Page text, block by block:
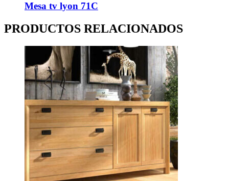
Mesa tv lyon 71C
PRODUCTOS RELACIONADOS